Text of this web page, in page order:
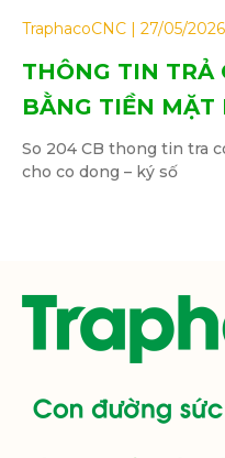
THÔNG TIN TRẢ
BẰNG TIỀN MẶT
TraphacoCNC 27/05/2026
So 204 CB thong tin tra
cho co dong – ký số